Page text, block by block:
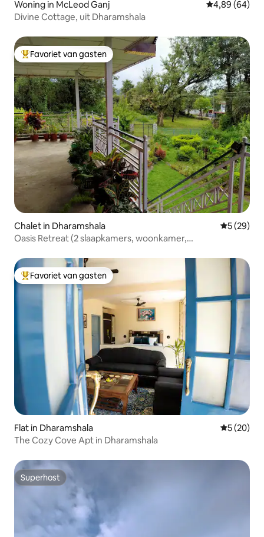
Woning in McLeod Ganj Gemiddelde
4,89 (64)
Divine Cottage, uit Dharamshala
Topfavoriet van gasten
Favoriet van gasten
Chalet in Dharamshala
5 (29)
Oasis Retreat (2 slaapkamers, woonkamer,
Topfavoriet van gasten
Favoriet van gasten
Flat in Dharamshala
5 (20)
The Cozy Cove Apt in Dharamshala
Superhost
Superhost